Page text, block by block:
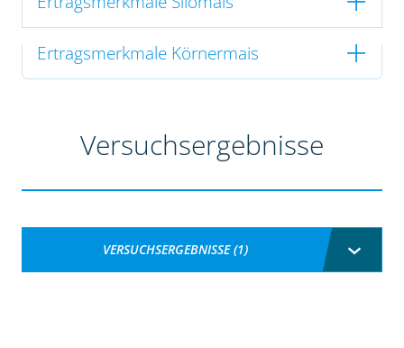
Ertragsmerkmale Körnermais
Versuchsergebnisse
VERSUCHSERGEBNISSE (1)